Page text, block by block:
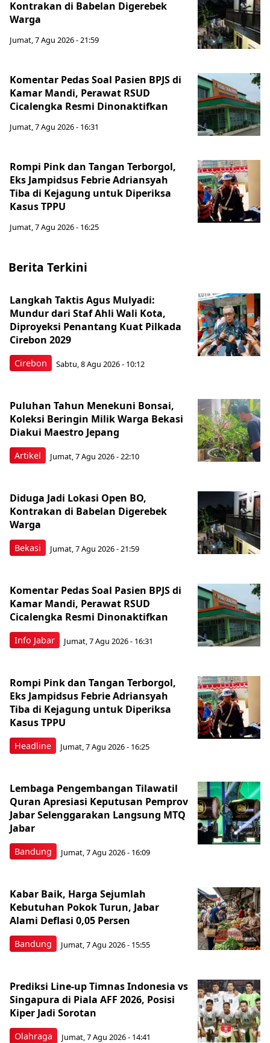
Kontrakan di Babelan Digerebek
Warga
Jumat, 7 Agu 2026 - 21:59
Komentar Pedas Soal Pasien BPJS di
Kamar Mandi, Perawat RSUD
Cicalengka Resmi Dinonaktifkan
Jumat, 7 Agu 2026 - 16:31
Rompi Pink dan Tangan Terborgol,
Eks Jampidsus Febrie Adriansyah
Tiba di Kejagung untuk Diperiksa
Kasus TPPU
Jumat, 7 Agu 2026 - 16:25
Berita Terkini
Cirebon
Langkah Taktis Agus Mulyadi:
Mundur dari Staf Ahli Wali Kota,
Diproyeksi Penantang Kuat Pilkada
Cirebon 2029
Sabtu, 8 Agu 2026 - 10:12
Artikel
Puluhan Tahun Menekuni Bonsai,
Koleksi Beringin Milik Warga Bekasi
Diakui Maestro Jepang
Jumat, 7 Agu 2026 - 22:10
Bekasi
Diduga Jadi Lokasi Open BO,
Kontrakan di Babelan Digerebek
Warga
Jumat, 7 Agu 2026 - 21:59
Info Jabar
Komentar Pedas Soal Pasien BPJS di
Kamar Mandi, Perawat RSUD
Cicalengka Resmi Dinonaktifkan
Jumat, 7 Agu 2026 - 16:31
Headline
Rompi Pink dan Tangan Terborgol,
Eks Jampidsus Febrie Adriansyah
Tiba di Kejagung untuk Diperiksa
Kasus TPPU
Jumat, 7 Agu 2026 - 16:25
Bandung
Lembaga Pengembangan Tilawatil
Quran Apresiasi Keputusan Pemprov
Jabar Selenggarakan Langsung MTQ
Jabar
Jumat, 7 Agu 2026 - 16:09
Bandung
Kabar Baik, Harga Sejumlah
Kebutuhan Pokok Turun, Jabar
Alami Deflasi 0,05 Persen
Jumat, 7 Agu 2026 - 15:55
Olahraga
Prediksi Line-up Timnas Indonesia vs
Singapura di Piala AFF 2026, Posisi
Kiper Jadi Sorotan
Jumat, 7 Agu 2026 - 14:41